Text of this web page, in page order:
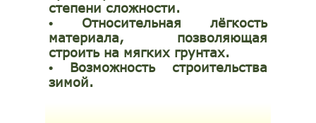
степени сложности.
• Относительная лёгкость
материала, позволяющая
строить на мягких грунтах.
• Возможность строительства
зимой.